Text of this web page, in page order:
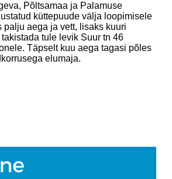
Põltsamaa ja Palamuse
küttepuude välja loopimisele
palju aega ja vett, lisaks kuuri
tule levik Suur tn 46
Täpselt kuu aega tagasi põles
elumaja.